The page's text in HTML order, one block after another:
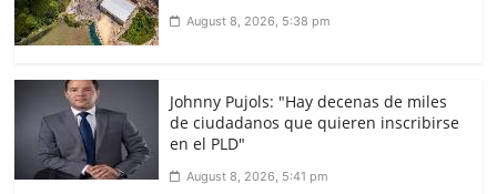
August 8, 2026, 5:38 pm
Johnny Pujols: "Hay decenas de miles
de ciudadanos que quieren inscribirse
en el PLD"
August 8, 2026, 5:41 pm